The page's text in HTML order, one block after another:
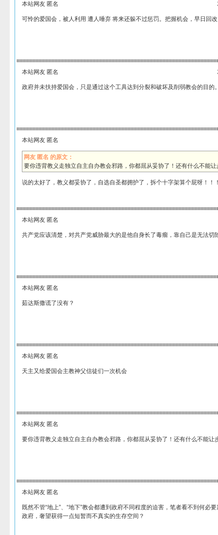
本站网友 匿名
可怜的爱国会，被人利用 遭人唾弃 将来还躲不过惩罚。把握机会，早日回
本站网友 匿名
政府并未扶持爱国会，只是通过这个工具达到分裂和破坏及削弱教会的目的
本站网友 匿名
网友 匿名 的原文：
要你违背教义走独立自主自办教会邪路，你都屈从妥协了！还有什么不能
说的太好了，教义都妥协了，自选自圣都拥护了，拆个十字架算个屁呀！！
本站网友 匿名
共产党应该清楚，对共产党威胁最大的是他自身长了毒瘤，靠自己是无法切
本站网友 匿名
茹达斯撒谎了没有？
本站网友 匿名
天主又给爱国会主教神父信徒们一次机会
本站网友 匿名
要你违背教义走独立自主自办教会邪路，你都屈从妥协了！还有什么不能让
本站网友 匿名
既然不管“地上”、“地下”教会都遭到政府不同程度的迫害，笔者看不到何必
政府，奢望获得一点短暂而不真实的生存空间？